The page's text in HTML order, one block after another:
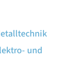
und